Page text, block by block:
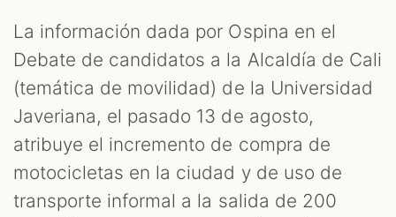
La información dada por Ospina en el
Debate de candidatos a la Alcaldía de Cali
(temática de movilidad) de la Universidad
Javeriana, el pasado 13 de agosto,
atribuye el incremento de compra de
motocicletas en la ciudad y de uso de
transporte informal a la salida de 200